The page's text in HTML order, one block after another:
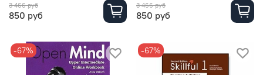
3 466 руб
850 руб
3 466 руб
850 руб
-67% -67%